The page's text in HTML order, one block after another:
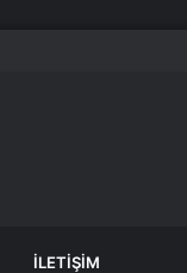
İLETIŞIM